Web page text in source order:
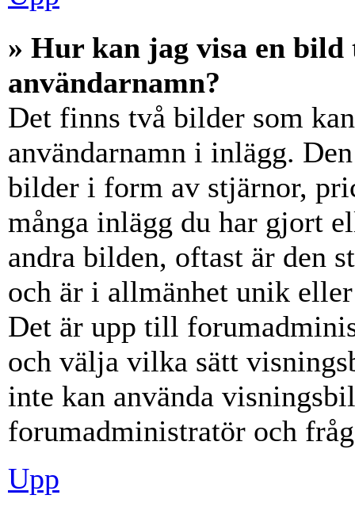
» Hur kan jag visa en
användarnamn?
Det finns två bilder som
användarnamn i inlägg.
bilder i form av stjärnor,
många inlägg du har gjort
andra bilden, oftast är den
och är i allmänhet unik
Det är upp till
och välja vilka sätt
inte kan använda
forumadministratör och
Upp